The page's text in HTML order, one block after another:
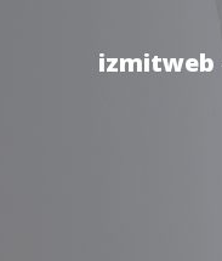
izmitweb